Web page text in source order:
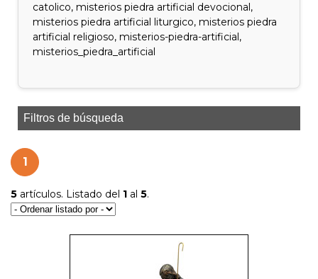
catolico, misterios piedra artificial devocional,
misterios piedra artificial liturgico, misterios piedra
artificial religioso, misterios-piedra-artificial,
misterios_piedra_artificial
Filtros de búsqueda
1
5 artículos. Listado del 1 al 5.